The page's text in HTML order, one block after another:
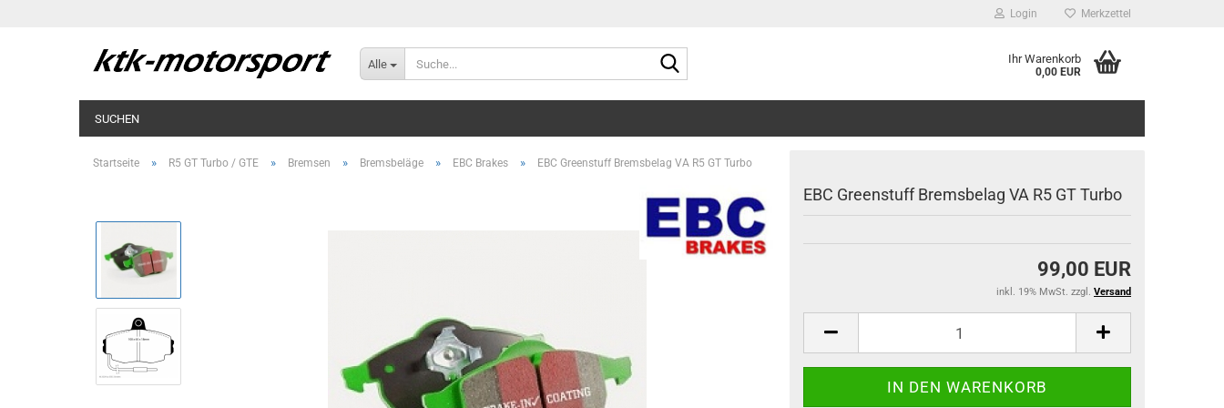
Login Merkzettel
Alle Ihr Warenkorb
0,00 EUR
SUCHEN
Startseite » R5 GT Turbo / GTE » Bremsen » Bremsbeläge » EBC Brakes » EBC Greenstuff Bremsbelag VA R5 GT Turbo
EBC Greenstuff Bremsbelag VA R5 GT Turbo
99,00 EUR
inkl. 19% MwSt. zzgl. Versand